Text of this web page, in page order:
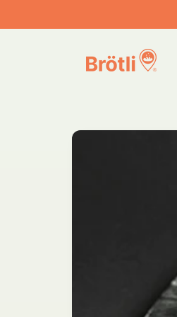
Inhalt
Zu